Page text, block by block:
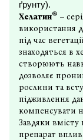
ґрунту).
Хелатин® –
використання
під час
знаходяться в
створюють
дозволяє
рослини та
підживлення
компенсувати
Завдяки
препарат